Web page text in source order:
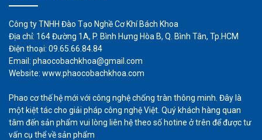
Công ty TNHH Đào Tạo Nghề Cơ Khí Bách Khoa
Địa chỉ: 164 Đường 1A, P. Bình Hưng Hòa B, Q. Bình Tân, Tp.HCM
Điện thoại: 09.65.66.84.84
Email: phaocobachkhoa@gmail.com
Website: www.phaocobachkhoa.com
Phao cơ thế hệ mới với công nghệ chống tràn thông minh. Đây là
một kiệt tác cho giải pháp công nghệ Việt. Quý khách hàng quan
tâm đến sản phẩm vui lòng liên hệ theo số hotine ở trên để được tư
vấn cụ thể về sản phẩm